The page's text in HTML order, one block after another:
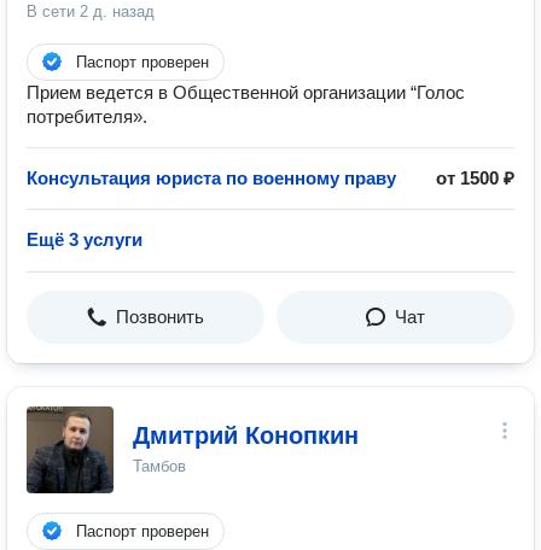
В сети 2 д. назад
Паспорт проверен
Прием ведется в Общественной организации “Голос
потребителя».
Консультация юриста по военному праву от 1500 ₽
Ещё 3 услуги
Позвонить Чат
Дмитрий Конопкин
Тамбов
Паспорт проверен